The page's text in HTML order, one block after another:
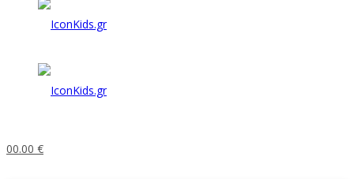
00.00 €